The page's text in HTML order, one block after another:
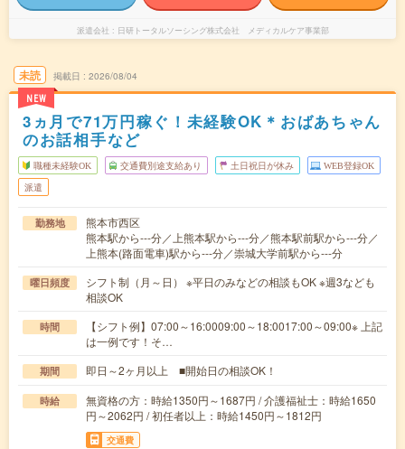
派遣会社 日研トータルソーシング株式会社 メディカルケア事業部
未読
NEW
掲載日 2026/08/04
3ヵ月で71万円稼ぐ！未経験OK＊おばあちゃん
のお話相手など
職種未経験OK 交通費別途支給あり 土日祝日が休み WEB登録OK
派遣
勤務地
熊本市西区
熊本駅から---分／上熊本駅から---分／熊本駅前駅から---分／
上熊本(路面電車)駅から---分／崇城大学前駅から---分
曜日頻度
シフト制（月～日） ※平日のみなどの相談もOK ※週3なども
相談OK
時間
【シフト例】07:00～16:0009:00～18:0017:00～09:00※ 上記
は一例です！そ…
期間 即日～2ヶ月以上 ■開始日の相談OK！
時給
無資格の方：時給1350円～1687円 / 介護福祉士：時給1650
円～2062円 / 初任者以上：時給1450円～1812円
交通費